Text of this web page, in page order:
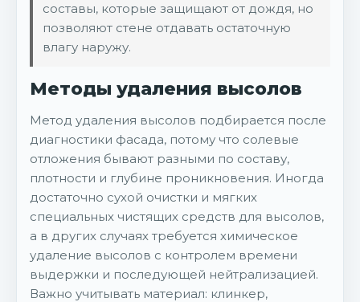
составы, которые защищают от дождя, но
позволяют стене отдавать остаточную
влагу наружу.
Методы удаления высолов
Метод удаления высолов подбирается после
диагностики фасада, потому что солевые
отложения бывают разными по составу,
плотности и глубине проникновения. Иногда
достаточно сухой очистки и мягких
специальных чистящих средств для высолов,
а в других случаях требуется химическое
удаление высолов с контролем времени
выдержки и последующей нейтрализацией.
Важно учитывать материал: клинкер,